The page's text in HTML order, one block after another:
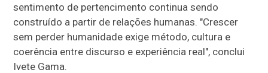
sentimento de pertencimento continua sendo
construído a partir de relações humanas. "Crescer
sem perder humanidade exige método, cultura e
coerência entre discurso e experiência real", conclui
Ivete Gama.